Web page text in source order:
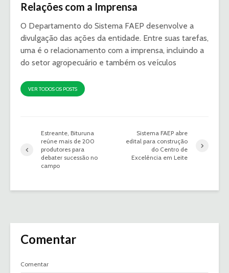
Relações com a Imprensa
O Departamento do Sistema FAEP desenvolve a
divulgação das ações da entidade. Entre suas tarefas,
uma é o relacionamento com a imprensa, incluindo a
do setor agropecuário e também os veículos
VER TODOS OS POSTS
Estreante, Bituruna
reúne mais de 200
produtores para
debater sucessão no
campo
Sistema FAEP abre
edital para construção
do Centro de
Excelência em Leite
Comentar
Comentar